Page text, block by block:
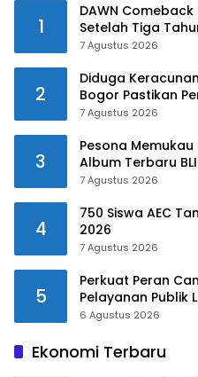
1
DAWN
Setelah Tiga
7 Agustus 2026
2
Diduga
Bogor Pastikan
7 Agustus 2026
3
Pesona
Album Terbaru
7 Agustus 2026
4
750 Siswa AEC
2026
7 Agustus 2026
5
Perkuat Peran
Pelayanan Publik
6 Agustus 2026
Ekonomi Terbaru